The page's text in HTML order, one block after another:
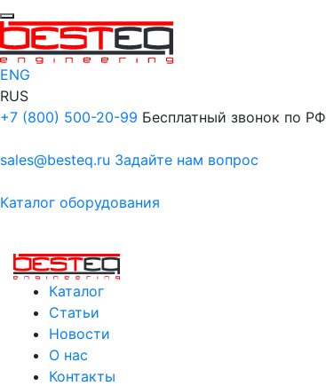
ENG
RUS
+7 (800) 500-20-99 Бесплатный звонок по РФ
sales@besteq.ru Задайте нам вопрос
Каталог оборудования
Каталог
Статьи
Новости
О нас
Контакты